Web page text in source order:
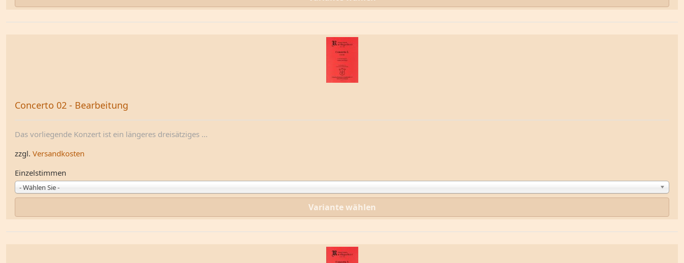
Concerto 02 - Bearbeitung
Das vorliegende Konzert ist ein längeres dreisätziges ...
zzgl. Versandkosten
Einzelstimmen
- Wählen Sie -
Variante wählen